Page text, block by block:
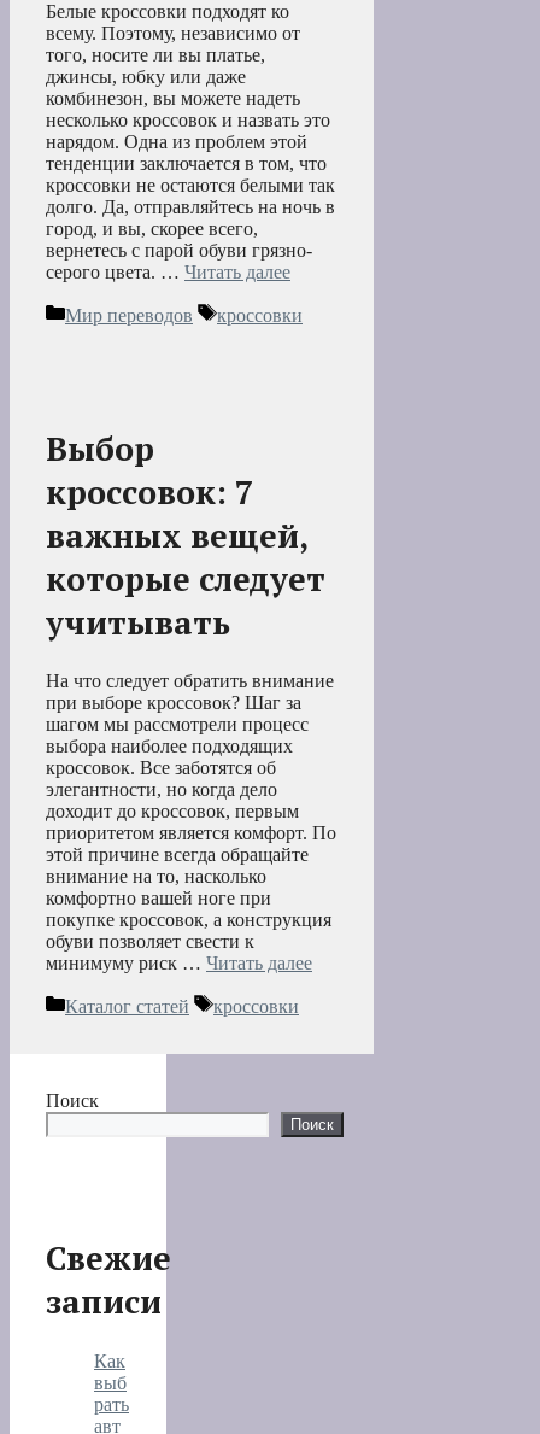
Белые кроссовки подходят ко
всему. Поэтому, независимо от
того, носите ли вы платье,
джинсы, юбку или даже
комбинезон, вы можете надеть
несколько кроссовок и назвать это
нарядом. Одна из проблем этой
тенденции заключается в том, что
кроссовки не остаются белыми так
долго. Да, отправляйтесь на ночь в
город, и вы, скорее всего,
вернетесь с парой обуви грязно-
серого цвета. … Читать далее
Рубрики
Мир переводов Метки
кроссовки
Выбор
кроссовок: 7
важных вещей,
которые следует
учитывать
На что следует обратить внимание
при выборе кроссовок? Шаг за
шагом мы рассмотрели процесс
выбора наиболее подходящих
кроссовок. Все заботятся об
элегантности, но когда дело
доходит до кроссовок, первым
приоритетом является комфорт. По
этой причине всегда обращайте
внимание на то, насколько
комфортно вашей ноге при
покупке кроссовок, а конструкция
обуви позволяет свести к
минимуму риск … Читать далее
Рубрики
Каталог статей Метки
кроссовки
Поиск
Поиск
Свежие
записи
Как
выб
рать
авт